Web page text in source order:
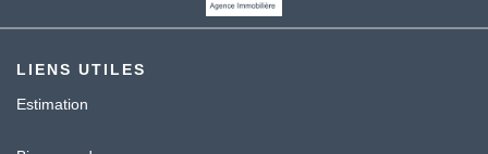
LIENS UTILES
Estimation